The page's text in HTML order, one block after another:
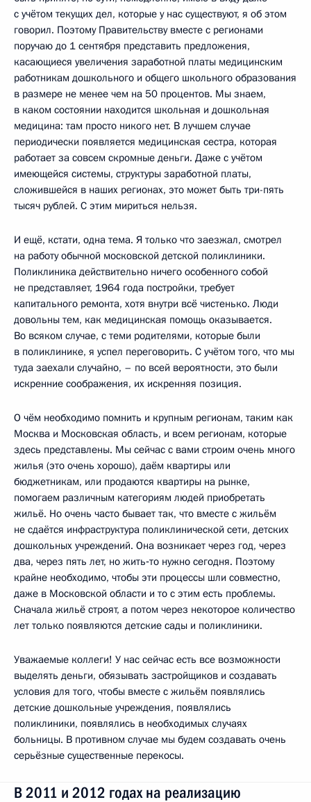
с учётом текущих дел, которые у нас существуют, я об этом
говорил. Поэтому Правительству вместе с регионами
поручаю до 1 сентября представить предложения,
касающиеся увеличения заработной платы медицинским
работникам дошкольного и общего школьного образования
в размере не менее чем на 50 процентов. Мы знаем,
в каком состоянии находится школьная и дошкольная
медицина: там просто никого нет. В лучшем случае
периодически появляется медицинская сестра, которая
работает за совсем скромные деньги. Даже с учётом
имеющейся системы, структуры заработной платы,
сложившейся в наших регионах, это может быть три-пять
тысяч рублей. С этим мириться нельзя.
И ещё, кстати, одна тема. Я только что заезжал, смотрел
на работу обычной московской детской поликлиники.
Поликлиника действительно ничего особенного собой
не представляет, 1964 года постройки, требует
капитального ремонта, хотя внутри всё чистенько. Люди
довольны тем, как медицинская помощь оказывается.
Во всяком случае, с теми родителями, которые были
в поликлинике, я успел переговорить. С учётом того, что мы
туда заехали случайно, – по всей вероятности, это были
искренние соображения, их искренняя позиция.
О чём необходимо помнить и крупным регионам, таким как
Москва и Московская область, и всем регионам, которые
здесь представлены. Мы сейчас с вами строим очень много
жилья (это очень хорошо), даём квартиры или
бюджетникам, или продаются квартиры на рынке,
помогаем различным категориям людей приобретать
жильё. Но очень часто бывает так, что вместе с жильём
не сдаётся инфраструктура поликлинической сети, детских
дошкольных учреждений. Она возникает через год, через
два, через пять лет, но жить‑то нужно сегодня. Поэтому
крайне необходимо, чтобы эти процессы шли совместно,
даже в Московской области и то с этим есть проблемы.
Сначала жильё строят, а потом через некоторое количество
лет только появляются детские сады и поликлиники.
Уважаемые коллеги! У нас сейчас есть все возможности
выделять деньги, обязывать застройщиков и создавать
условия для того, чтобы вместе с жильём появлялись
детские дошкольные учреждения, появлялись
поликлиники, появлялись в необходимых случаях
больницы. В противном случае мы будем создавать очень
серьёзные существенные перекосы.
В 2011 и 2012 годах на реализацию